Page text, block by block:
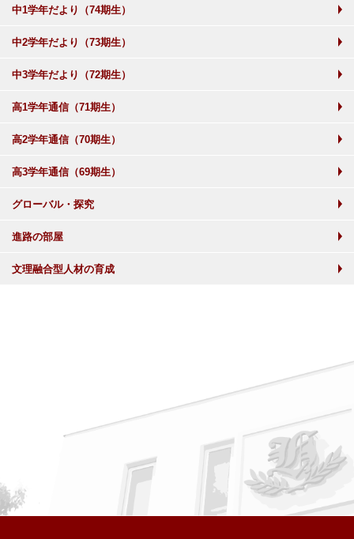
中1学年だより（74期生）
中2学年だより（73期生）
中3学年だより（72期生）
高1学年通信（71期生）
高2学年通信（70期生）
高3学年通信（69期生）
グローバル・探究
進路の部屋
文理融合型人材の育成